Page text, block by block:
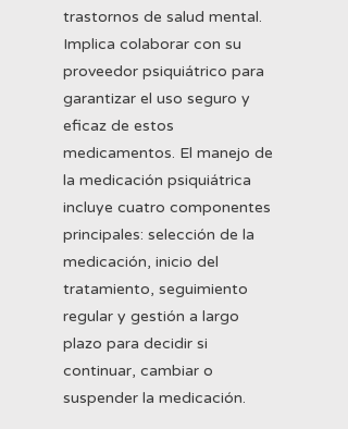
trastornos de salud mental.
Implica colaborar con su
proveedor psiquiátrico para
garantizar el uso seguro y
eficaz de estos
medicamentos. El manejo de
la medicación psiquiátrica
incluye cuatro componentes
principales: selección de la
medicación, inicio del
tratamiento, seguimiento
regular y gestión a largo
plazo para decidir si
continuar, cambiar o
suspender la medicación.